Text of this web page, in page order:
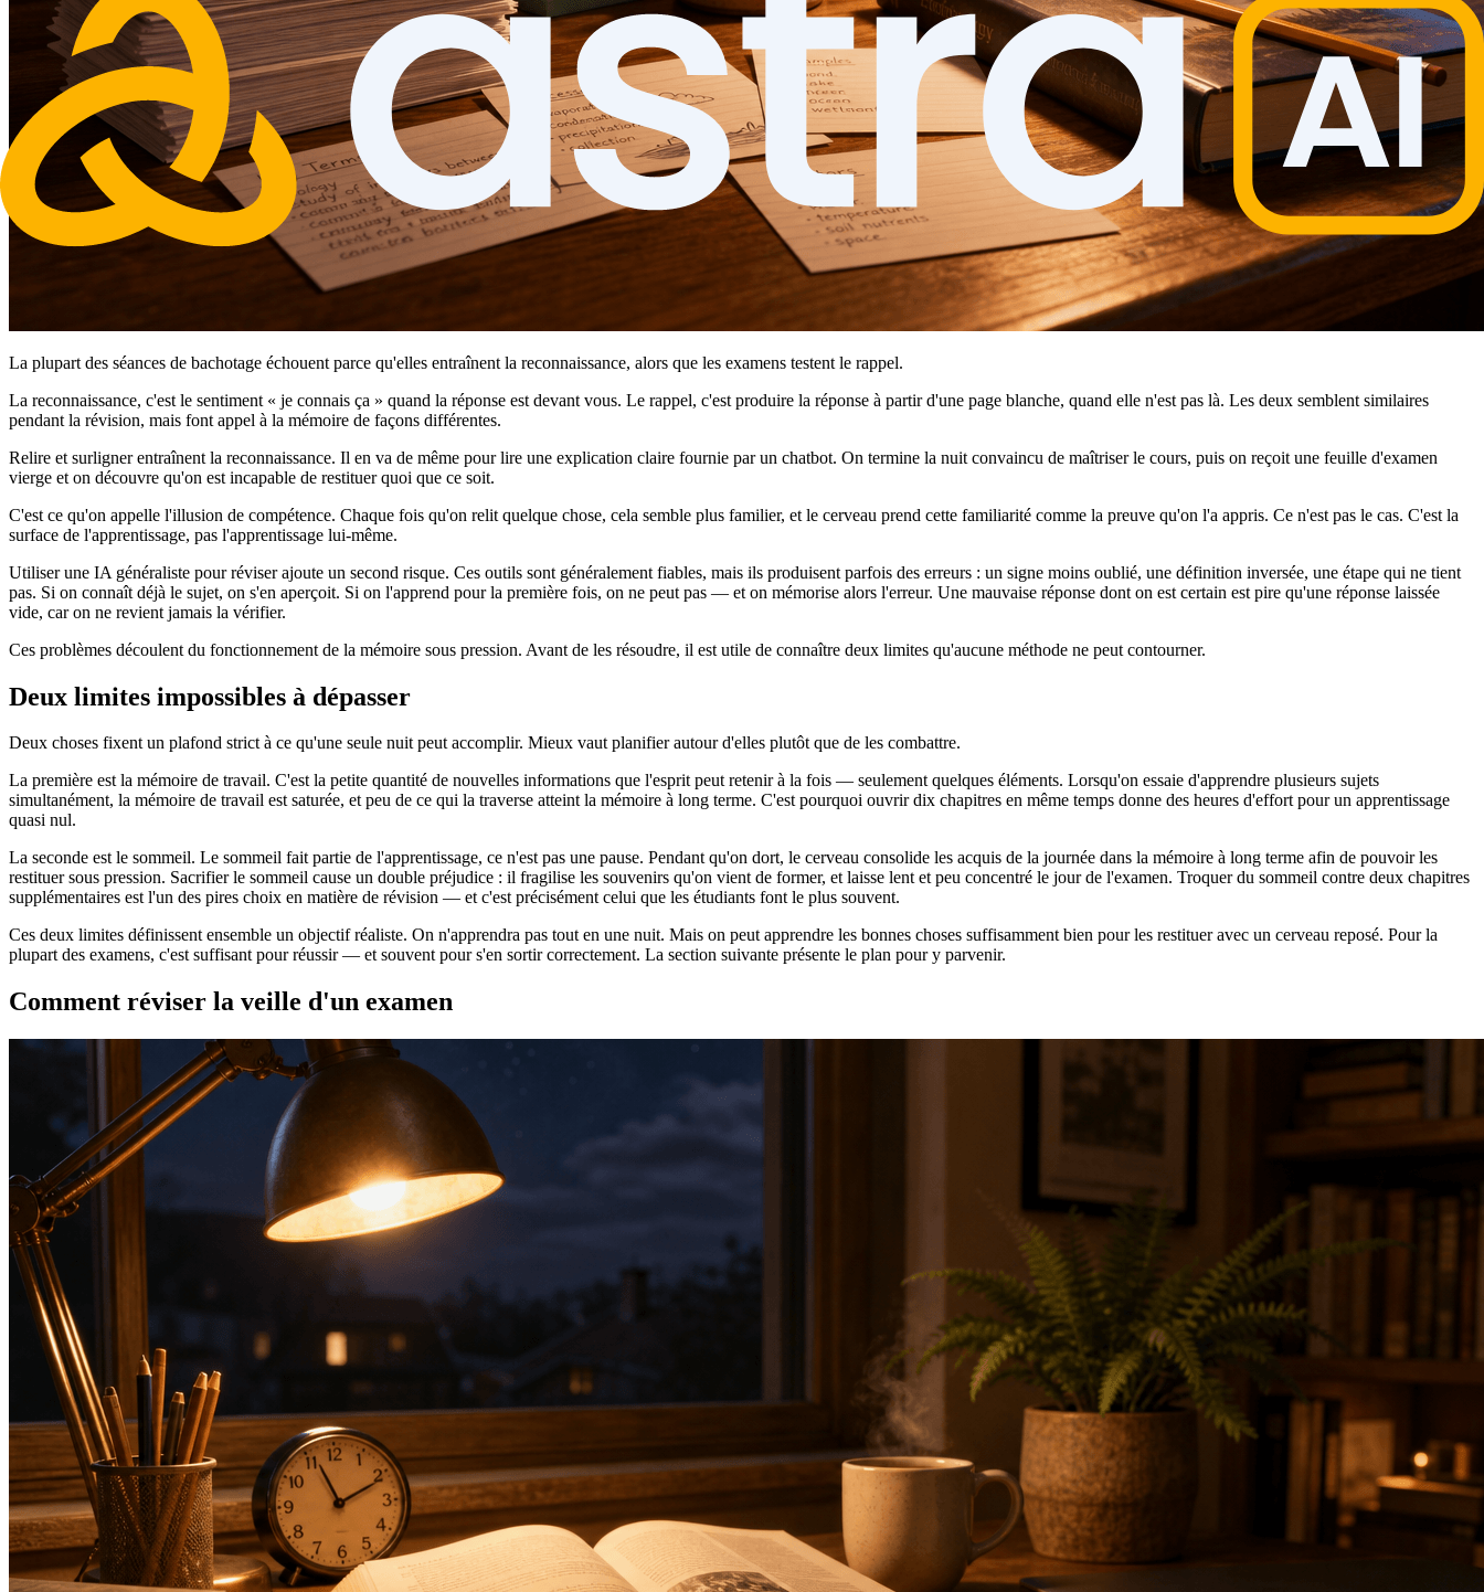
La plupart des séances de bachotage échouent parce qu'elles entraînent la reconnaissance, alors que les examens testent le rappel.
La reconnaissance, c'est le sentiment « je connais ça » quand la réponse est devant vous. Le rappel, c'est produire la réponse à partir d'une page blanche, quand elle n'est pas là. Les deux semblent similaires
pendant la révision, mais font appel à la mémoire de façons différentes.
Relire et surligner entraînent la reconnaissance. Il en va de même pour lire une explication claire fournie par un chatbot. On termine la nuit convaincu de maîtriser le cours, puis on reçoit une feuille d'examen
vierge et on découvre qu'on est incapable de restituer quoi que ce soit.
C'est ce qu'on appelle l'illusion de compétence. Chaque fois qu'on relit quelque chose, cela semble plus familier, et le cerveau prend cette familiarité comme la preuve qu'on l'a appris. Ce n'est pas le cas. C'est la
surface de l'apprentissage, pas l'apprentissage lui-même.
Utiliser une IA généraliste pour réviser ajoute un second risque. Ces outils sont généralement fiables, mais ils produisent parfois des erreurs : un signe moins oublié, une définition inversée, une étape qui ne tient
pas. Si on connaît déjà le sujet, on s'en aperçoit. Si on l'apprend pour la première fois, on ne peut pas — et on mémorise alors l'erreur. Une mauvaise réponse dont on est certain est pire qu'une réponse laissée
vide, car on ne revient jamais la vérifier.
Ces problèmes découlent du fonctionnement de la mémoire sous pression. Avant de les résoudre, il est utile de connaître deux limites qu'aucune méthode ne peut contourner.
Deux limites impossibles à dépasser
Deux choses fixent un plafond strict à ce qu'une seule nuit peut accomplir. Mieux vaut planifier autour d'elles plutôt que de les combattre.
La première est la mémoire de travail. C'est la petite quantité de nouvelles informations que l'esprit peut retenir à la fois — seulement quelques éléments. Lorsqu'on essaie d'apprendre plusieurs sujets
simultanément, la mémoire de travail est saturée, et peu de ce qui la traverse atteint la mémoire à long terme. C'est pourquoi ouvrir dix chapitres en même temps donne des heures d'effort pour un apprentissage
quasi nul.
La seconde est le sommeil. Le sommeil fait partie de l'apprentissage, ce n'est pas une pause. Pendant qu'on dort, le cerveau consolide les acquis de la journée dans la mémoire à long terme afin de pouvoir les
restituer sous pression. Sacrifier le sommeil cause un double préjudice : il fragilise les souvenirs qu'on vient de former, et laisse lent et peu concentré le jour de l'examen. Troquer du sommeil contre deux chapitres
supplémentaires est l'un des pires choix en matière de révision — et c'est précisément celui que les étudiants font le plus souvent.
Ces deux limites définissent ensemble un objectif réaliste. On n'apprendra pas tout en une nuit. Mais on peut apprendre les bonnes choses suffisamment bien pour les restituer avec un cerveau reposé. Pour la
plupart des examens, c'est suffisant pour réussir — et souvent pour s'en sortir correctement. La section suivante présente le plan pour y parvenir.
Comment réviser la veille d'un examen